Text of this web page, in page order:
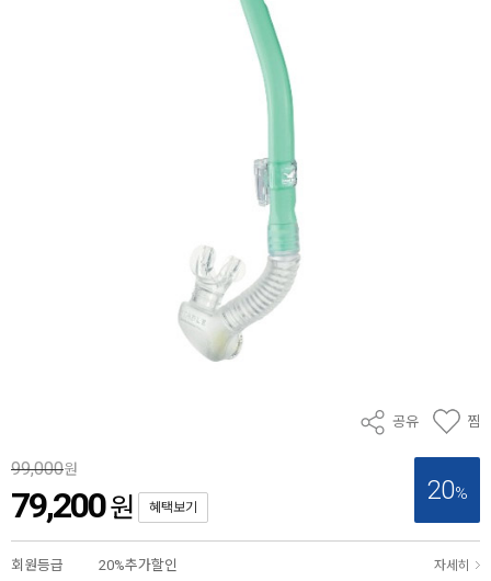
공유 찜
20%
99,000원
79,200원 혜택보기
회원등급 20%추가할인 자세히